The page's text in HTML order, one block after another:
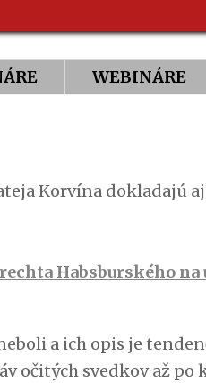
WEBINÁRE
Korvína dokladajú
Habsburského
a ich opis je
očitých svedkov až po